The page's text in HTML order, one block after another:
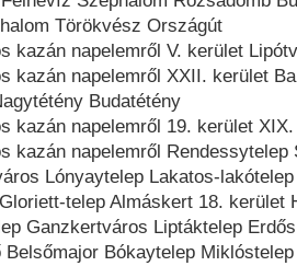
Törökvész Országút
kazán napelemről V. kerület
kazán napelemről XXII. kerület
Budatétény
kazán napelemről 19. kerület
kazán napelemről
Lónyaytelep Lakatos-
telep Almáskert 18. kerület
Ganzkertváros Liptáktelep
Belsőmajor Bókaytelep